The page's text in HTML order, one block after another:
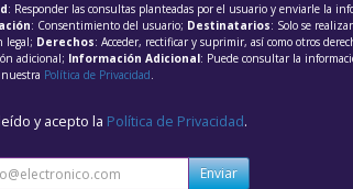
: Responder las consultas planteadas por el usuario y enviarle la
: Consentimiento del usuario; Destinatarios: Solo se
legal; Derechos: Acceder, rectificar y suprimir, así como otros
adicional; Información Adicional: Puede consultar la
Política de Privacidad.
y acepto la Política de Privacidad.
Enviar